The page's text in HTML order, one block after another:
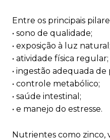
Entre os principais
• sono de qualidade;
• exposição à luz natural;
• atividade física regular;
• ingestão adequada
• controle metabólico;
• saúde intestinal;
• e manejo do estresse.
Nutrientes como zinco,